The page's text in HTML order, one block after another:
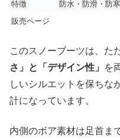
特徴
防水・防滑・防
販売ページ
このスノーブーツは、た
さ」と「デザイン性」
を
しいシルエットを保ちな
計になっています。
内側のボア素材は足首ま